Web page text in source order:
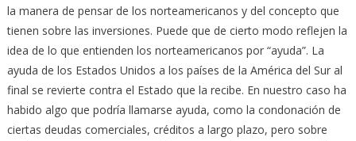
la manera de pensar de los norteamericanos y del concepto que
tienen sobre las inversiones. Puede que de cierto modo reflejen la
idea de lo que entienden los norteamericanos por “ayuda”. La
ayuda de los Estados Unidos a los países de la América del Sur al
final se revierte contra el Estado que la recibe. En nuestro caso ha
habido algo que podría llamarse ayuda, como la condonación de
ciertas deudas comerciales, créditos a largo plazo, pero sobre